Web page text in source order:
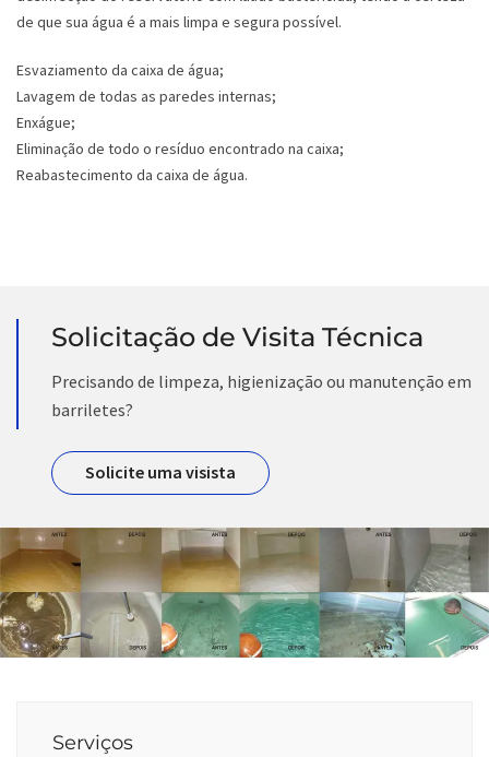
de que sua água é a mais limpa e segura possível.
Esvaziamento da caixa de água;
Lavagem de todas as paredes internas;
Enxágue;
Eliminação de todo o resíduo encontrado na caixa;
Reabastecimento da caixa de água.
Solicitação de Visita Técnica
Precisando de limpeza, higienização ou manutenção em
barriletes?
Solicite uma visista
Serviços